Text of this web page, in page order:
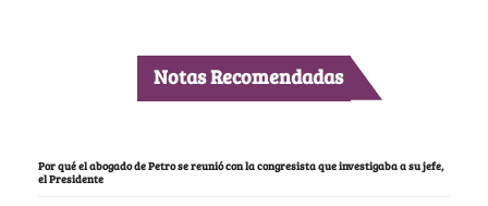
Notas Recomendadas
Por qué el abogado de Petro se reunió con la congresista que investigaba a su jefe,
el Presidente